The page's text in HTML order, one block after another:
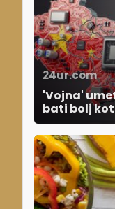
24ur.com
'Vojna'
bati bolj